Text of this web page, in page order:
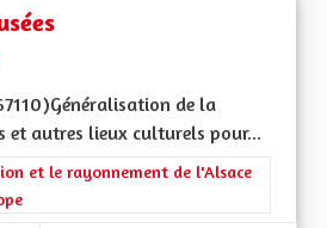
de la
et autres lieux culturels pour...
la catégorie : La Culture, l'Education et
et le rayonnement de l'Alsace